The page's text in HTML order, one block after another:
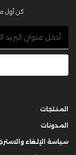
كن أول
المنتجات
المدونات
سياسة الإلغاء